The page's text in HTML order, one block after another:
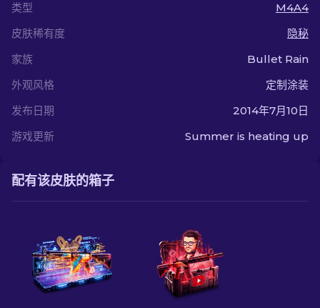
类型
M4A4
皮肤稀有度
隐秘
家族
Bullet Rain
外观风格
定制涂装
发布日期
2014年7月10日
游戏更新
Summer is heating up
配有该皮肤的箱子